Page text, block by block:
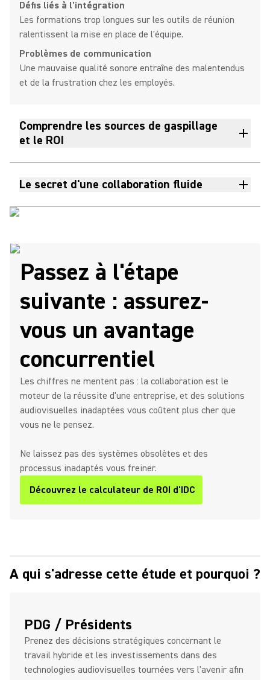
Défis liés à l'intégration
Les formations trop longues sur les outils de réunion
ralentissent la mise en place de l'équipe.
Problèmes de communication
Une mauvaise qualité sonore entraîne des malentendus
et de la frustration chez les employés.
Comprendre les sources de gaspillage
et le ROI
Le secret d'une collaboration fluide
Passez à l'étape
suivante : assurez-
vous un avantage
concurrentiel
Les chiffres ne mentent pas : la collaboration est le
moteur de la réussite d'une entreprise, et des solutions
audiovisuelles inadaptées vous coûtent plus cher que
vous ne le pensez.
Ne laissez pas des systèmes obsolètes et des
processus inadaptés vous freiner.
Découvrez le calculateur de ROI d'IDC
A qui s'adresse cette étude et pourquoi ?
PDG / Présidents
Prenez des décisions stratégiques concernant le
travail hybride et les investissements dans des
technologies audiovisuelles tournées vers l'avenir afin